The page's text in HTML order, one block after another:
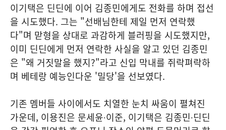
이기택은 딘딘에 이어 김종민에게도 전화를 하며 접선
을 시도했다. 그는 "선배님한테 제일 먼저 연락했
다"며 맏형을 상대로 과감하게 블러핑을 시도했지만,
이미 딘딘에게 먼저 연락한 사실을 알고 있던 김종민
은 "왜 거짓말을 했지?"라고 신입 막내를 쥐락펴락하
며 베테랑 예능인다운 '밀당'을 선보였다.
기존 멤버들 사이에서도 치열한 눈치 싸움이 펼쳐진
가운데, 이용진은 문세윤∙이준, 이기택은 김종민∙딘딘